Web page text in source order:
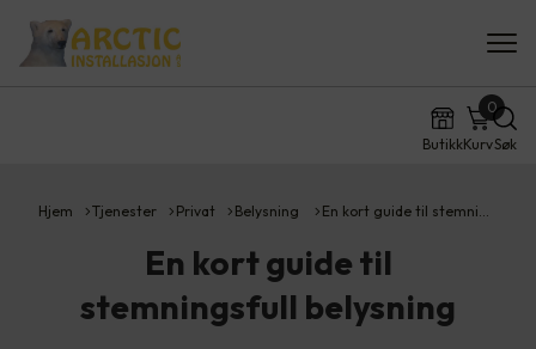
ButikkKurv
0
Søk
Hjem Tjenester Privat Belysning En kort guide til stemni…
En kort guide til
stemningsfull belysning